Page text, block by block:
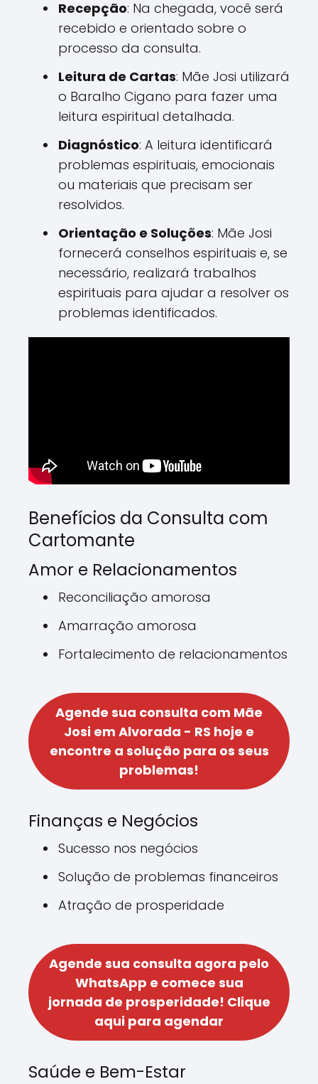
Recepção: Na chegada, você será
recebido e orientado sobre o
processo da consulta.
Leitura de Cartas: Mãe Josi utilizará
o Baralho Cigano para fazer uma
leitura espiritual detalhada.
Diagnóstico: A leitura identificará
problemas espirituais, emocionais
ou materiais que precisam ser
resolvidos.
Orientação e Soluções: Mãe Josi
fornecerá conselhos espirituais e, se
necessário, realizará trabalhos
espirituais para ajudar a resolver os
problemas identificados.
Benefícios da Consulta com
Cartomante
Amor e Relacionamentos
Reconciliação amorosa
Amarração amorosa
Fortalecimento de relacionamentos
Agende sua consulta com Mãe
Josi em Alvorada - RS hoje e
encontre a solução para os seus
problemas!
Finanças e Negócios
Sucesso nos negócios
Solução de problemas financeiros
Atração de prosperidade
Agende sua consulta agora pelo
WhatsApp e comece sua
jornada de prosperidade! Clique
aqui para agendar
Saúde e Bem-Estar